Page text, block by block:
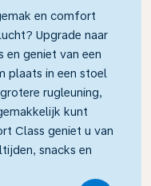
en comfort
Upgrade naar
geniet van een
plaats in een stoel
rugleuning,
kunt
Class geniet u van
snacks en